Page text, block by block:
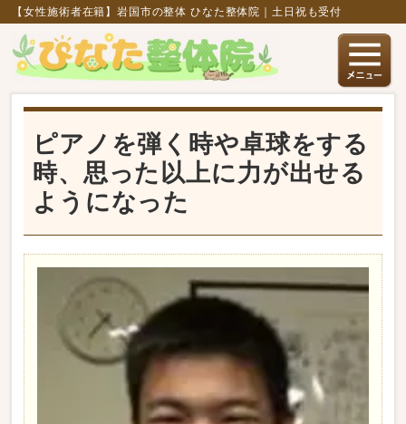
【女性施術者在籍】岩国市の整体 ひなた整体院｜土日祝も受付
ピアノを弾く時や卓球をする
時、思った以上に力が出せる
ようになった